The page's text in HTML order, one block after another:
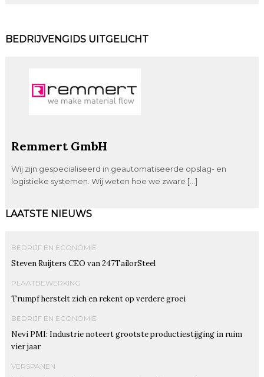
BEDRIJVENGIDS UITGELICHT
Remmert GmbH
Wij zijn gespecialiseerd in geautomatiseerde opslag- en
logistieke systemen. Wij weten hoe we zware […]
LAATSTE NIEUWS
BEDRIJF EN ECONOMIE
Steven Ruijters CEO van 247TailorSteel
PLAATBEWERKING
Trumpf herstelt zich en rekent op verdere groei
BEDRIJF EN ECONOMIE
Nevi PMI: Industrie noteert grootste productiestijging in ruim
vier jaar
VERSPANEN